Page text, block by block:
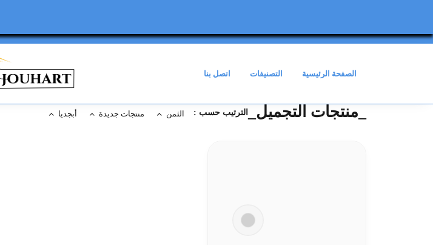
الصفحة الرئيسية التصنيفات اتصل بنا
_منتجات التجميل_ الترتيب حسب : الثمن منتجات جديدة أبجديا